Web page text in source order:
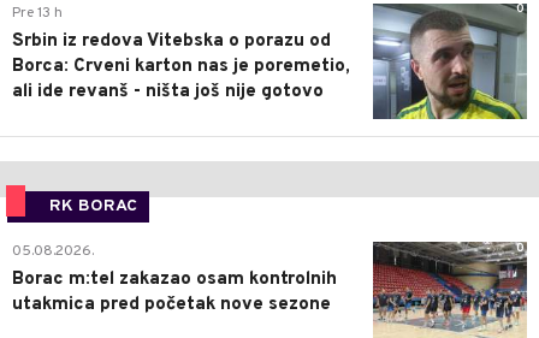
0
Pre 13 h
Srbin iz redova Vitebska o porazu od
Borca: Crveni karton nas je poremetio,
ali ide revanš - ništa još nije gotovo
RK BORAC
0
05.08.2026.
Borac m:tel zakazao osam kontrolnih
utakmica pred početak nove sezone